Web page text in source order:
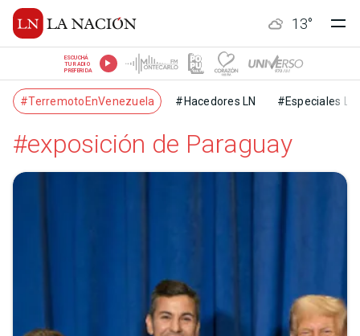
13°
ESCUCHÁ
TU RADIO
PREFERIDA
#TerremotoEnVenezuela #Hacedores LN #Especiales LN
#exposición de Paraguay